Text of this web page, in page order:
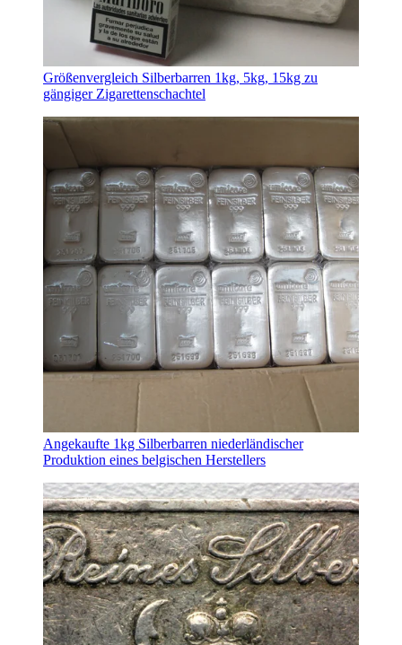
Größenvergleich Silberbarren 1kg, 5kg, 15kg zu
gängiger Zigarettenschachtel
Angekaufte 1kg Silberbarren niederländischer
Produktion eines belgischen Herstellers